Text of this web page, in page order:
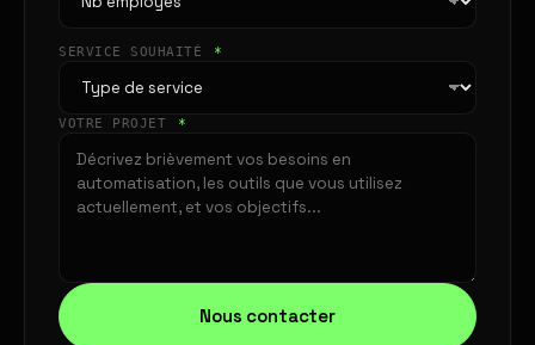
SERVICE SOUHAITÉ *
VOTRE PROJET *
Nous contacter